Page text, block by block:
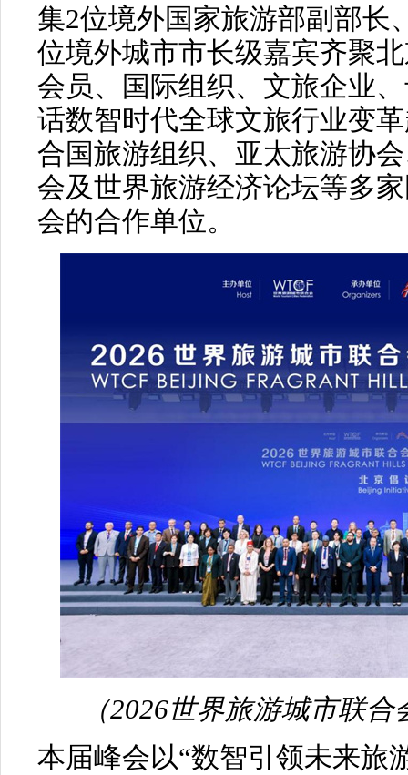
集2位境外国家旅游部副部长
位境外城市市长级嘉宾齐聚
会员、国际组织、文旅企业
话数智时代全球文旅行业变
合国旅游组织、亚太旅游协
会及世界旅游经济论坛等多
会的合作单位。
（2026世界旅游城市联
本届峰会以“数智引领未来旅